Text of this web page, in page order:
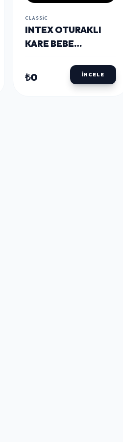
CLASSIC
INTEX OTURAKLI
KARE BEBE
56587
₺0 İNCELE